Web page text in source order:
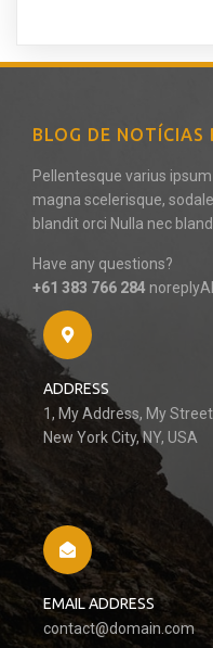
BLOG DE NOTÍCIAS
Pellentesque varius
magna scelerisque,
blandit orci Nulla nec
Have any questions?
+61 383 766 284
ADDRESS
1, My Address, My
New York City, NY, USA
EMAIL ADDRESS
contact@domain.com